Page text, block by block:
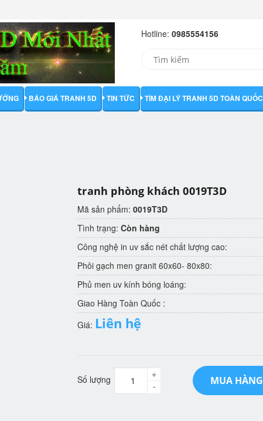
Hotline: 0985554156
BÁO GIÁ TRANH 5D TIN TỨC TÌM ĐẠI LÝ TRANH 5D TOÀN QUỐC
tranh phòng khách 0019T3D
Mã sản phẩm:0019T3D
Tình trạng:Còn hàng
Công nghệ in uv sắc nét chất lượng cao:
Phôi gạch men granit 60x60- 80x80:
Phủ men uv kính bóng loáng:
Giao Hàng Toàn Quốc :
Giá: Liên hệ
Số lượng
-
+ MUA HÀNG